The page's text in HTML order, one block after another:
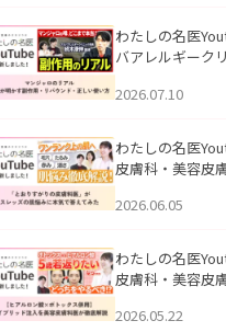
説」を公開いた
わたしの名医
バアレルギーク
医師が明かす副
公開いたしまし
2026.07.10
わたしの名医
皮膚科・美容皮
ッズの肌悩みに
た。
2026.06.05
わたしの名医
皮膚科・美容皮
用】ハイブリッ
2026.05.22